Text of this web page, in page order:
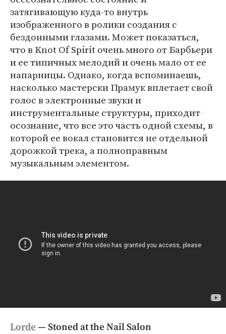
затягивающую куда-то внутрь
изображенного в ролики создания с
бездонными глазами. Может показаться,
что в Knot Of Spirit очень много от Барбьери
и ее типичных мелодий и очень мало от ее
напарницы. Однако, когда вспоминаешь,
насколько мастерски Прамук вплетает свой
голос в электронные звуки и
инструментальные структуры, приходит
осознание, что все это часть одной схемы, в
которой ее вокал становится не отдельной
дорожкой трека, а полноправным
музыкальным элементом.
Lorde — Stoned at the Nail Salon